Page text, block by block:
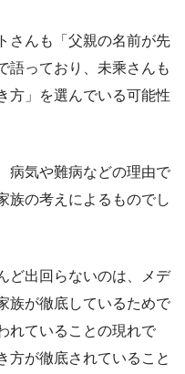
さんも「父親の名前が先
語っており、未乘さんも
方」を選んでいる可能性
病気や難病などの理由で
族の考えによるものでし
ど出回らないのは、メデ
族が徹底しているためで
れていることの現れで
方が徹底されていること